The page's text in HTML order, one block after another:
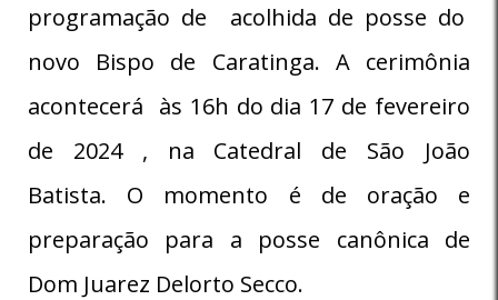
programação de acolhida de posse do
novo Bispo de Caratinga. A cerimônia
acontecerá às 16h do dia 17 de fevereiro
de 2024 , na Catedral de São João
Batista. O momento é de oração e
preparação para a posse canônica de
Dom Juarez Delorto Secco.